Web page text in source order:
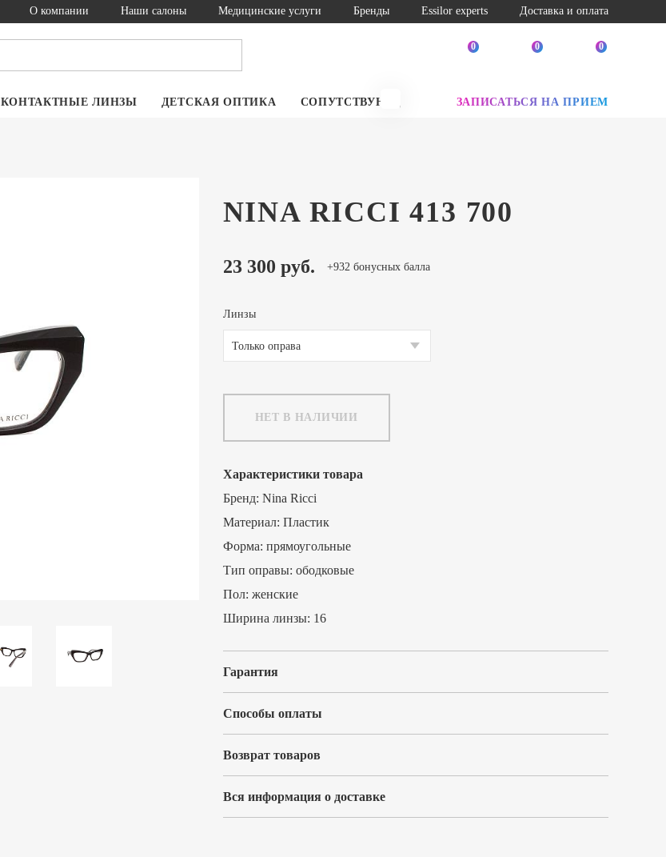
О компании Наши салоны Медицинские услуги Бренды Essilor experts Доставка и оплата
0 0 0
КОНТАКТНЫЕ ЛИНЗЫ ДЕТСКАЯ ОПТИКА СОПУТСТВУЮЩИЕ ТОВАРЫ SALE
ЗАПИСАТЬСЯ НА ПРИЕМ
NINA RICCI 413 700
23 300 руб. +932 бонусных балла
Линзы
Только оправа
НЕТ В НАЛИЧИИ
Характеристики товара
Бренд: Nina Ricci
Материал: Пластик
Форма: прямоугольные
Тип оправы: ободковые
Пол: женские
Ширина линзы: 16
Гарантия
Способы оплаты
Возврат товаров
Вся информация о доставке